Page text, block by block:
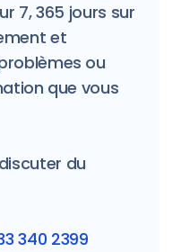
7, 365 jours sur
et
ou
que vous
du
340 2399